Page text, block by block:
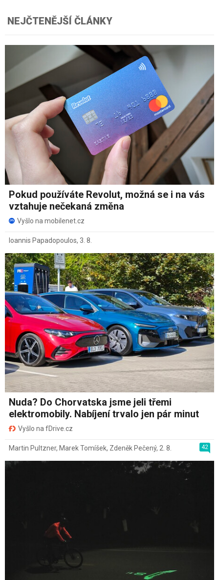
NEJČTENĚJŠÍ ČLÁNKY
Pokud používáte Revolut, možná se i na vás
vztahuje nečekaná změna
Vyšlo na mobilenet.cz
Ioannis Papadopoulos, 3. 8.
Nuda? Do Chorvatska jsme jeli třemi
elektromobily. Nabíjení trvalo jen pár minut
Vyšlo na fDrive.cz
42
Martin Pultzner, Marek Tomíšek, Zdeněk Pečený, 2. 8.